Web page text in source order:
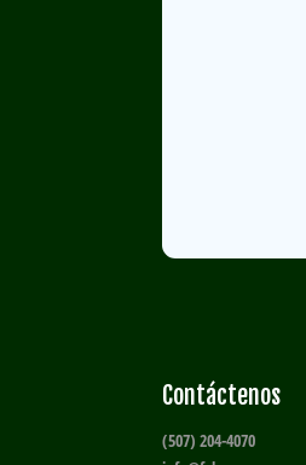
Contáctenos
(507) 204-4070